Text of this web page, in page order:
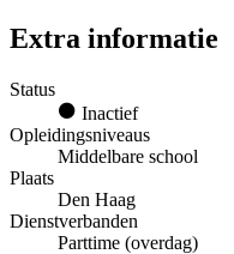
Extra informatie
Status
Inactief
Opleidingsniveaus
Middelbare school
Plaats
Den Haag
Dienstverbanden
Parttime (overdag)